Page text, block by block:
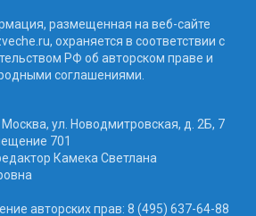
размещенная на веб-сайте
охраняется в соответствии с
РФ об авторском праве и
соглашениями.
Москва, ул. Новодмитровская, д. 2Б, 7
701
Камека Светлана
авторских прав: 8 (495) 637-64-88